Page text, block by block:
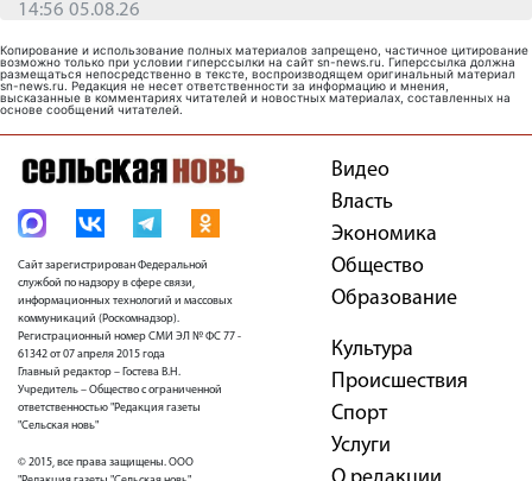
14:56 05.08.26
Копирование и использование полных материалов запрещено, частичное цитирование
возможно только при условии гиперссылки на сайт sn-news.ru. Гиперссылка должна
размещаться непосредственно в тексте, воспроизводящем оригинальный материал
sn-news.ru. Редакция не несет ответственности за информацию и мнения,
высказанные в комментариях читателей и новостных материалах, составленных на
основе сообщений читателей.
Сайт зарегистрирован Федеральной
службой по надзору в сфере связи,
информационных технологий и массовых
коммуникаций (Роскомнадзор).
Регистрационный номер СМИ ЭЛ № ФС 77 -
61342 от 07 апреля 2015 года
Главный редактор – Гостева В.Н.
Учредитель – Общество с ограниченной
ответственностью "Редакция газеты
"Сельская новь"
© 2015, все права защищены. ООО
Видео
Власть
Экономика
Общество
Образование
Культура
Проиcшествия
Спорт
Услуги